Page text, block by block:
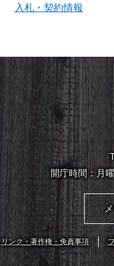
入札・契約情報
開庁時間：月
リンク・著作権・免責事項